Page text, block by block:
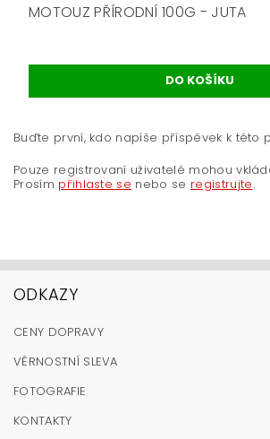
MOTOUZ PŘÍRODNÍ 100G - JUTA
Buďte první, kdo napíše příspěvek k této
Pouze registrovaní uživatelé mohou
Prosím přihlaste se nebo se registrujte.
ODKAZY
CENY DOPRAVY
VĚRNOSTNÍ SLEVA
FOTOGRAFIE
KONTAKTY